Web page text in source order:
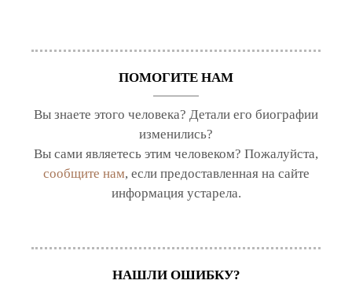
ПОМОГИТЕ НАМ
Вы знаете этого человека? Детали его биографии
изменились?
Вы сами являетесь этим человеком? Пожалуйста,
сообщите нам, если предоставленная на сайте
информация устарела.
НАШЛИ ОШИБКУ?